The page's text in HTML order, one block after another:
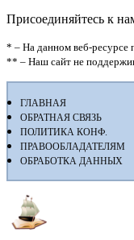
Присоединяйтесь к
* – На данном веб-ресурсе
** – Наш сайт не
ГЛАВНАЯ
ОБРАТНАЯ СВЯЗЬ
ПОЛИТИКА КОНФ.
ПРАВООБЛАДАТЕЛЯМ
ОБРАБОТКА ДАННЫХ